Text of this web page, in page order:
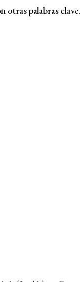
otras palabras clave.